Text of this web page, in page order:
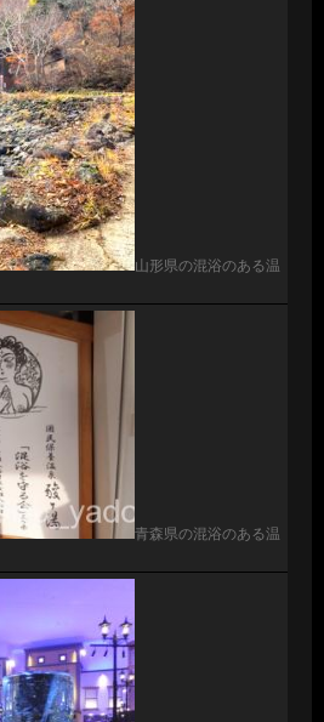
山形県の混浴のある温
青森県の混浴のある温